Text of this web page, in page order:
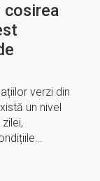
cosirea
verzi din
un nivel